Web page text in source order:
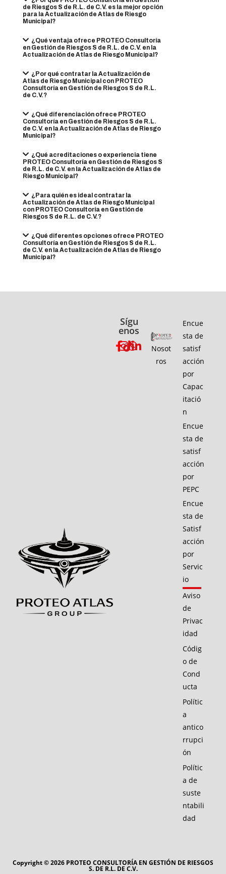
de Riesgos S de R.L. de C.V. es la mejor opción
para la Actualización de Atlas de Riesgo
Municipal?
¿Qué ventaja ofrece PROTEO Consultoría
en Gestión de Riesgos S de R.L. de C.V. en la
Actualización de Atlas de Riesgo Municipal?
¿Por qué contratar la Actualización de
Atlas de Riesgo Municipal con PROTEO
Consultoría en Gestión de Riesgos S de R.L.
de C.V.?
¿Qué diferenciación ofrece PROTEO
Consultoría en Gestión de Riesgos S de R.L.
de C.V. en la Actualización de Atlas de Riesgo
Municipal?
¿Qué acreditaciones o experiencia tiene
PROTEO Consultoría en Gestión de Riesgos S
de R.L. de C.V. en la Actualización de Atlas de
Riesgo Municipal?
¿Para quién es ideal contratar la
Actualización de Atlas de Riesgo Municipal
con PROTEO Consultoría en Gestión de
Riesgos S de R.L. de C.V.?
¿Qué diferentes opciones ofrece PROTEO
Consultoría en Gestión de Riesgos S de R.L.
de C.V. en la Actualización de Atlas de Riesgo
Municipal?
Sígu
enos
Nosot
ros
Encue
sta de
satisf
acción
por
Capac
itació
n
Encue
sta de
satisf
acción
por
PEPC
Encue
sta de
Satisf
acción
por
Servic
io
Aviso
de
Privac
idad
Códig
o de
Cond
ucta
Polític
a
antico
rrupci
ón
Polític
a de
suste
ntabili
dad
Copyright © 2026 PROTEO CONSULTORÍA EN GESTIÓN DE RIESGOS
S. DE R.L. DE C.V.